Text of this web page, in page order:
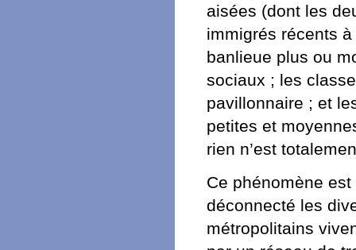
aisées (dont les
immigrés récents
banlieue plus ou
sociaux ; les
pavillonnaire ; et
petites et
rien n’est
Ce phénomène
déconnecté les
métropolitains